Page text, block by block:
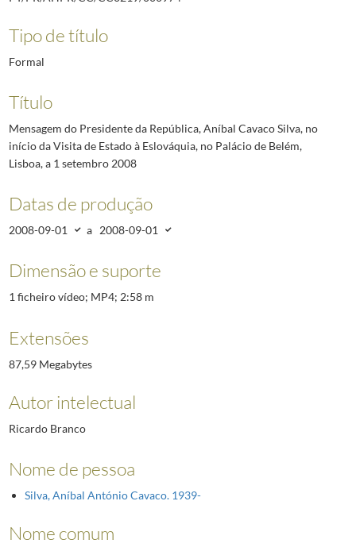
Tipo de título
Formal
Título
Mensagem do Presidente da República, Aníbal Cavaco Silva, no
início da Visita de Estado à Eslováquia, no Palácio de Belém,
Lisboa, a 1 setembro 2008
Datas de produção
2008-09-01 a 2008-09-01
Dimensão e suporte
1 ficheiro vídeo; MP4; 2:58 m
Extensões
87,59 Megabytes
Autor intelectual
Ricardo Branco
Nome de pessoa
Silva, Aníbal António Cavaco. 1939-
Nome comum